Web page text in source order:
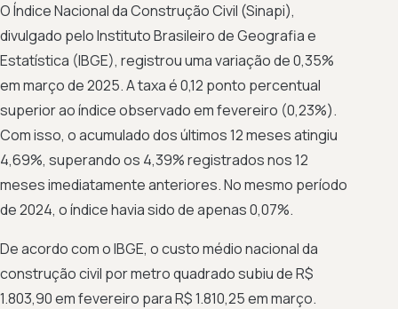
O Índice Nacional da Construção Civil (Sinapi),
divulgado pelo Instituto Brasileiro de Geografia e
Estatística (IBGE), registrou uma variação de 0,35%
em março de 2025. A taxa é 0,12 ponto percentual
superior ao índice observado em fevereiro (0,23%).
Com isso, o acumulado dos últimos 12 meses atingiu
4,69%, superando os 4,39% registrados nos 12
meses imediatamente anteriores. No mesmo período
de 2024, o índice havia sido de apenas 0,07%.
De acordo com o IBGE, o custo médio nacional da
construção civil por metro quadrado subiu de R$
1.803,90 em fevereiro para R$ 1.810,25 em março.